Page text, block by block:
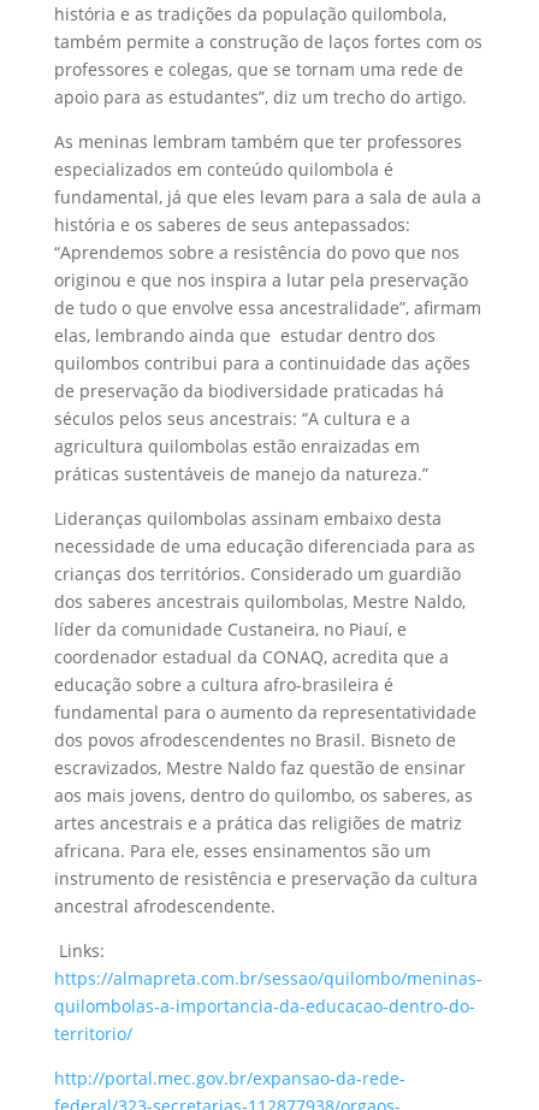
história e as tradições da população quilombola,
também permite a construção de laços fortes com os
professores e colegas, que se tornam uma rede de
apoio para as estudantes”, diz um trecho do artigo.
As meninas lembram também que ter professores
especializados em conteúdo quilombola é
fundamental, já que eles levam para a sala de aula a
história e os saberes de seus antepassados:
“Aprendemos sobre a resistência do povo que nos
originou e que nos inspira a lutar pela preservação
de tudo o que envolve essa ancestralidade”, afirmam
elas, lembrando ainda que estudar dentro dos
quilombos contribui para a continuidade das ações
de preservação da biodiversidade praticadas há
séculos pelos seus ancestrais: “A cultura e a
agricultura quilombolas estão enraizadas em
práticas sustentáveis de manejo da natureza.”
Lideranças quilombolas assinam embaixo desta
necessidade de uma educação diferenciada para as
crianças dos territórios. Considerado um guardião
dos saberes ancestrais quilombolas, Mestre Naldo,
líder da comunidade Custaneira, no Piauí, e
coordenador estadual da CONAQ, acredita que a
educação sobre a cultura afro-brasileira é
fundamental para o aumento da representatividade
dos povos afrodescendentes no Brasil. Bisneto de
escravizados, Mestre Naldo faz questão de ensinar
aos mais jovens, dentro do quilombo, os saberes, as
artes ancestrais e a prática das religiões de matriz
africana. Para ele, esses ensinamentos são um
instrumento de resistência e preservação da cultura
ancestral afrodescendente.
Links:
https://almapreta.com.br/sessao/quilombo/meninas-
quilombolas-a-importancia-da-educacao-dentro-do-
territorio/
http://portal.mec.gov.br/expansao-da-rede-